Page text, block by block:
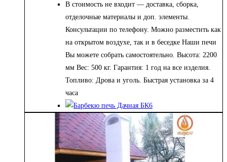
В стоимость не входит — доставка, сборка,
отделочные материалы и доп. элементы.
Консультации по телефону. Можно разместить как
на открытом воздухе, так и в беседке Наши печи
Вы можете собрать самостоятельно. Высота: 2200
мм Вес: 500 кг. Гарантия: 1 год на все изделия.
Топливо: Дрова и уголь. Быстрая установка за 4
часа